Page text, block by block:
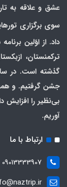
عشق و علاقه به
سوی برگزاری
داد. از اوّلین
ترکمنستان،
جشن گرفتیم. و
بی‌نظیر را
آوریم.
ارتباط با ما
09013333907